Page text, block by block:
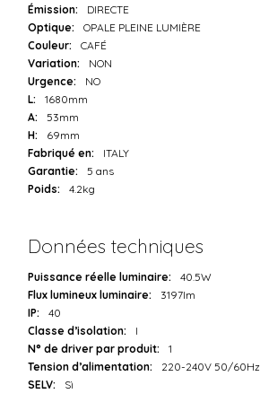
Émission:
DIRECTE
Optique:
OPALE PLEINE LUMIÈRE
Couleur:
CAFÉ
Variation:
NON
Urgence:
NO
L:
1680mm
A:
53mm
H:
69mm
Fabriqué en:
ITALY
Garantie:
5 ans
Poids:
4.2kg
Données techniques
Puissance réelle luminaire:
40.5W
Flux lumineux luminaire:
3197lm
IP:
40
Classe d’isolation:
I
N° de driver par produit:
1
Tension d’alimentation:
220-240V 50/60Hz
SELV:
Sì